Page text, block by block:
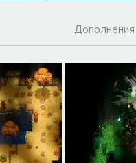
Дополнения